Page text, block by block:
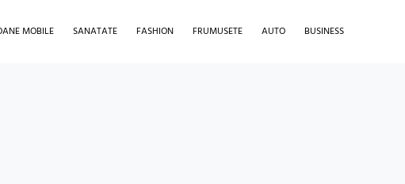
MOBILE SANATATE FASHION FRUMUSETE AUTO BUSINESS